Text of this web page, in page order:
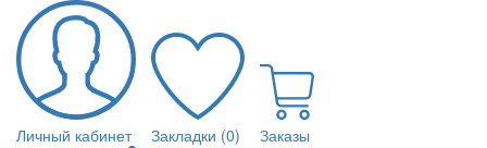
Личный кабинет Закладки (0) Заказы